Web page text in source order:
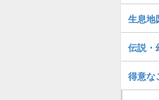
生息地
伝説・
得意な